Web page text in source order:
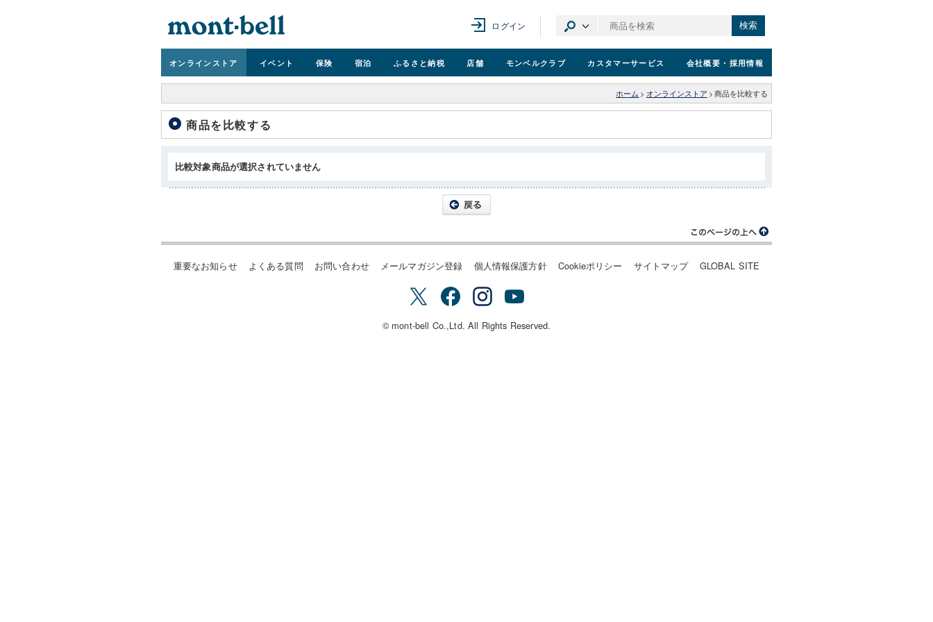
ログイン 検索
オンラインストア イベント 保険 宿泊 ふるさと納税 店舗 モンベルクラブ カスタマーサービス 会社概要 ・採用情報
ホーム > オンラインストア > 商品を比較する
商品を比較する
比較対象商品が選択されていません
重要なお知らせ よくある質問 お問い合わせ メールマガジン登録 個人情報保護方針 Cookieポリシー サイトマップ GLOBAL SITE
© mont-bell Co.,Ltd. All Rights Reserved.